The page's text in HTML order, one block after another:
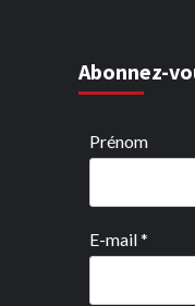
Abonnez-
Prénom
E-mail*